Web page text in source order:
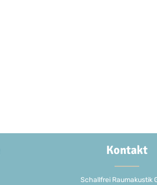
Kontakt
Schallfrei Raumakustik